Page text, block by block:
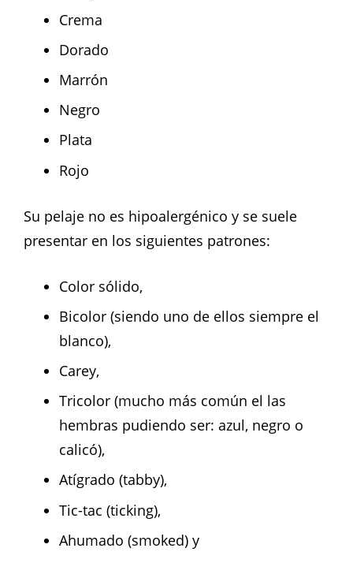
Crema
Dorado
Marrón
Negro
Plata
Rojo
Su pelaje no es hipoalergénico y se suele
presentar en los siguientes patrones:
Color sólido,
Bicolor (siendo uno de ellos siempre el
blanco),
Carey,
Tricolor (mucho más común el las
hembras pudiendo ser: azul, negro o
calicó),
Atígrado (tabby),
Tic-tac (ticking),
Ahumado (smoked) y